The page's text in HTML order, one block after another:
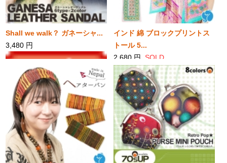
Shall we walk？ ガネーシャ...
3,480 円
SOLD
インド 綿 ブロックプリントス
トール 5...
2,680 円 SOLD